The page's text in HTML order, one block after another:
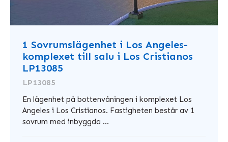
1 Sovrumslägenhet i Los Angeles-
komplexet till salu i Los Cristianos
LP13085
LP13085
En lägenhet på bottenvåningen i komplexet Los
Angeles i Los Cristianos. Fastigheten består av 1
sovrum med inbyggda ...